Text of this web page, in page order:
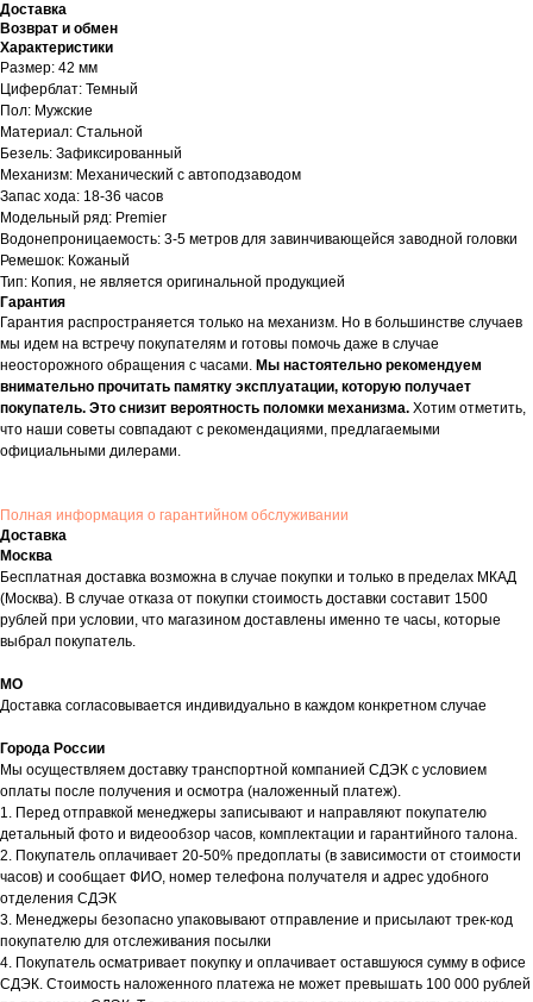
Доставка
Возврат и обмен
Характеристики
Размер: 42 мм
Циферблат: Темный
Пол: Мужские
Материал: Стальной
Безель: Зафиксированный
Механизм: Механический с автоподзаводом
Запас хода: 18-36 часов
Модельный ряд: Premier
Водонепроницаемость: 3-5 метров для завинчивающейся заводной головки
Ремешок: Кожаный
Тип: Копия, не является оригинальной продукцией
Гарантия
Гарантия распространяется только на механизм. Но в большинстве случаев
мы идем на встречу покупателям и готовы помочь даже в случае
неосторожного обращения с часами. Мы настоятельно рекомендуем
внимательно прочитать памятку эксплуатации, которую получает
покупатель. Это снизит вероятность поломки механизма. Хотим отметить,
что наши советы совпадают с рекомендациями, предлагаемыми
официальными дилерами.
Полная информация о гарантийном обслуживании
Доставка
Москва
Бесплатная доставка возможна в случае покупки и только в пределах МКАД
(Москва). В случае отказа от покупки стоимость доставки составит 1500
рублей при условии, что магазином доставлены именно те часы, которые
выбрал покупатель.
МО
Доставка согласовывается индивидуально в каждом конкретном случае
Города России
Мы осуществляем доставку транспортной компанией СДЭК с условием
оплаты после получения и осмотра (наложенный платеж).
1. Перед отправкой менеджеры записывают и направляют покупателю
детальный фото и видеообзор часов, комплектации и гарантийного талона.
2. Покупатель оплачивает 20-50% предоплаты (в зависимости от стоимости
часов) и сообщает ФИО, номер телефона получателя и адрес удобного
отделения СДЭК
3. Менеджеры безопасно упаковывают отправление и присылают трек-код
покупателю для отслеживания посылки
4. Покупатель осматривает покупку и оплачивает оставшуюся сумму в офисе
СДЭК. Стоимость наложенного платежа не может превышать 100 000 рублей